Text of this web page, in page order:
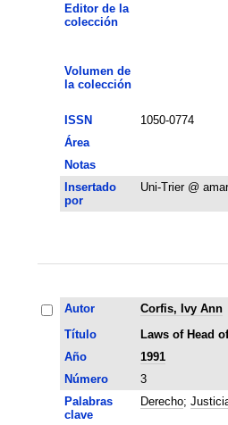
Editor de la
colección
Volumen de
la colección
ISSN
1050-0774
Área
Notas
Insertado
por
Uni-Trier @
Autor
Corfis, Ivy Ann
Título
Laws of Head
Año
1991
Número
3
Palabras
clave
Derecho;